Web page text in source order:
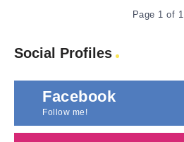
Page 1 of 1
Social Profiles
Facebook
Follow me!